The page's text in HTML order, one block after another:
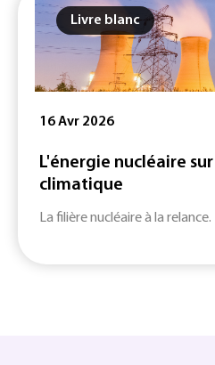
Livre blanc
16 Avr 2026
L'énergie nucléaire
climatique
La filière nucléaire à la relance.